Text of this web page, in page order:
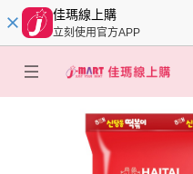
佳瑪線上購
立刻使用官方APP